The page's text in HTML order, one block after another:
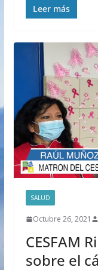
Leer más
SALUD
Octubre 26, 2021
CESFAM
sobre el